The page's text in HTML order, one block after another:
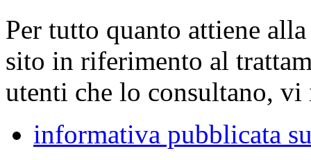
Per tutto quanto attiene
sito in riferimento al
utenti che lo consultano,
informativa pubblicata